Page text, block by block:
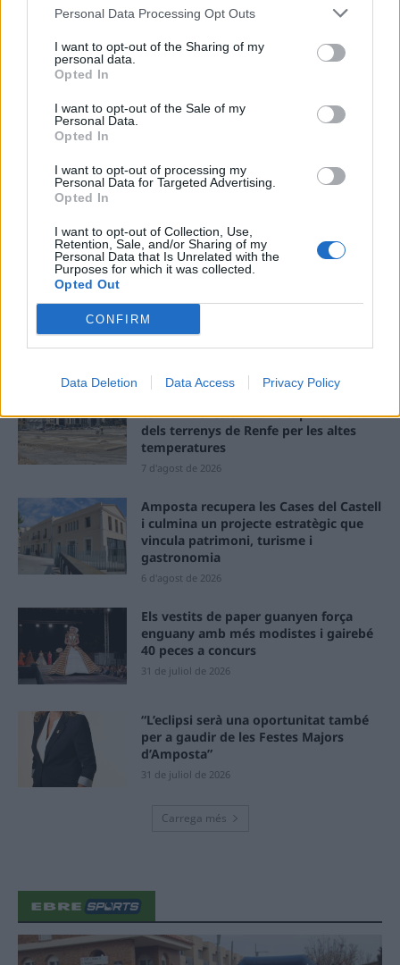
Personal Data Processing Opt Outs
I want to opt-out of the Sharing of my
personal data.
Opted In
I want to opt-out of the Sale of my
Personal Data.
Opted In
I want to opt-out of processing my
Personal Data for Targeted Advertising.
Opted In
I want to opt-out of Collection, Use,
Retention, Sale, and/or Sharing of my
Personal Data that Is Unrelated with the
Purposes for which it was collected.
Opted Out
CONFIRM
Data Deletion Data Access Privacy Policy
Comentari:
Deseu el meu nom, el correu electrònic i el lloc web en
aquest navegador per a la propera vegada que comenti.
ÚLTIMES NOTÍCIES
termini de les obres de l’aparcament
dels terrenys de Renfe per les altes
temperatures
7 d'agost de 2026
Amposta recupera les Cases del Castell
i culmina un projecte estratègic que
vincula patrimoni, turisme i
gastronomia
6 d'agost de 2026
Els vestits de paper guanyen força
enguany amb més modistes i gairebé
40 peces a concurs
31 de juliol de 2026
“L’eclipsi serà una oportunitat també
per a gaudir de les Festes Majors
d’Amposta”
31 de juliol de 2026
Carrega més